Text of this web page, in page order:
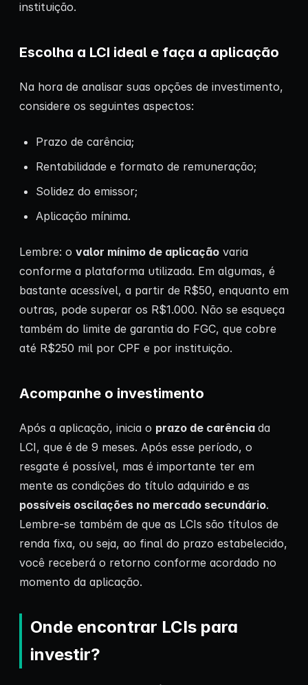
instituição.
Escolha a LCI ideal e faça a aplicação
Na hora de analisar suas opções de investimento,
considere os seguintes aspectos:
Prazo de carência;
Rentabilidade e formato de remuneração;
Solidez do emissor;
Aplicação mínima.
Lembre: o valor mínimo de aplicação varia
conforme a plataforma utilizada. Em algumas, é
bastante acessível, a partir de R$50, enquanto em
outras, pode superar os R$1.000. Não se esqueça
também do limite de garantia do FGC, que cobre
até R$250 mil por CPF e por instituição.
Acompanhe o investimento
Após a aplicação, inicia o prazo de carência da
LCI, que é de 9 meses. Após esse período, o
resgate é possível, mas é importante ter em
mente as condições do título adquirido e as
possíveis oscilações no mercado secundário.
Lembre-se também de que as LCIs são títulos de
renda fixa, ou seja, ao final do prazo estabelecido,
você receberá o retorno conforme acordado no
momento da aplicação.
Onde encontrar LCIs para
investir?